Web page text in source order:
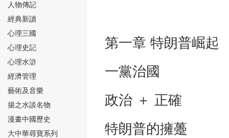
⑭
⑮
人物傳記
經典新讀
心理三國
心理史記
心理水滸
經濟管理
藝術及音樂
揚之水談名物
漫畫中國歷史
大中華尋寶系列
第一章 特朗普崛起
一黨治
政治 ＋
特朗普的